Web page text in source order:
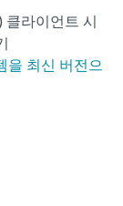
클라이언트 시
을 최신 버전으